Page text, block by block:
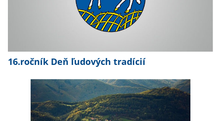
16.ročník Deň ľudových tradícií